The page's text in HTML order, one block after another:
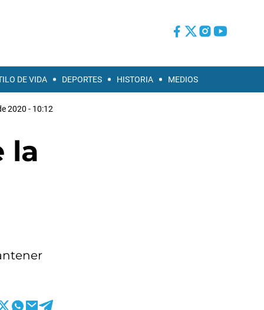
DE VIDA DEPORTES HISTORIA MEDIOS
2020 - 10:12
la